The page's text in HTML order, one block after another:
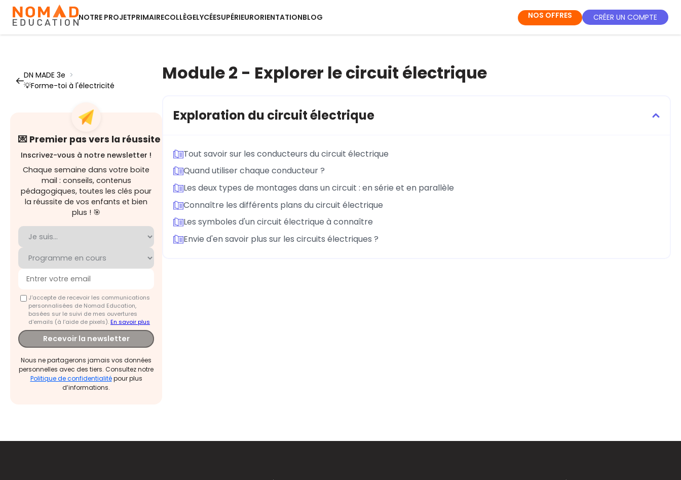
NOTRE PROJETPRIMAIRECOLLÈGELYCÉESUPÉRIEURORIENTATIONBLOG NOS OFFRES CRÉER UN COMPTE
DN MADE 3e >
💡Forme-toi à l'électricité
💌 Premier pas vers la réussite
Inscrivez-vous à notre newsletter !
Chaque semaine dans votre boite
mail : conseils, contenus
pédagogiques, toutes les clés pour
la réussite de vos enfants et bien
plus ! 🎯
J'accepte de recevoir les communications
personnalisées de Nomad Education,
basées sur le suivi de mes ouvertures
d'emails (à l’aide de pixels).En savoir plus
Recevoir la newsletter
Nous ne partagerons jamais vos données
personnelles avec des tiers. Consultez notre
Politique de confidentialitépour plus
d’informations.
Module 2 - Explorer le circuit électrique
Exploration du circuit électrique
Tout savoir sur les conducteurs du circuit électrique
Quand utiliser chaque conducteur ?
Les deux types de montages dans un circuit : en série et en parallèle
Connaître les différents plans du circuit électrique
Les symboles d'un circuit électrique à connaître
Envie d'en savoir plus sur les circuits électriques ?